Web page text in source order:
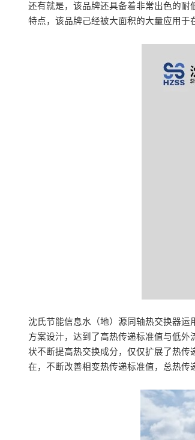
还有就是，该品牌还具备着非常出色的
特点，该品牌己经被大面积的大量应用于
沈氏节能信息水（地）源同轴热交换器
方案设汁，达到了高热传递标准值与低
状不断提高热交换成分，仅仅扩展了热
在，不断改善相变热传递标准值，总热传